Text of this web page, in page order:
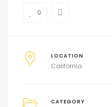
0
LOCATION
California
CATEGORY